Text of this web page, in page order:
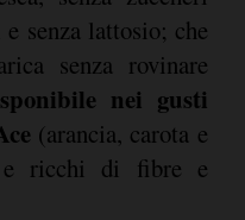
senza lattosio; che
senza rovinare
nei gusti
(arancia, carota e
ricchi di fibre e